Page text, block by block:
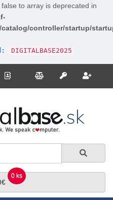
to array is deprecated in
controller/startup/
DIGITALBASE2025
Kontakt Porovnanie
Prihlásiť sa
0 ks